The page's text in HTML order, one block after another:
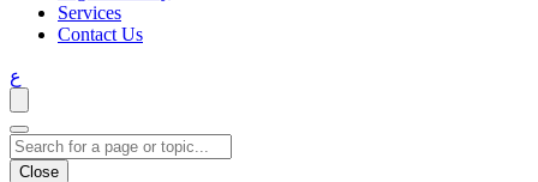
Services
Contact Us
ع
Close